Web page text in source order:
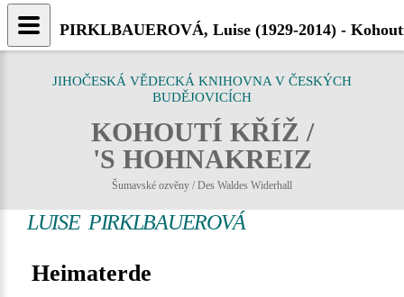
JIHOČESKÁ VĚDECKÁ KNIHOVNA V ČESKÝCH
BUDĚJOVICÍCH
KOHOUTÍ KŘÍŽ /
'S HOHNAKREIZ
Šumavské ozvěny / Des Waldes Widerhall
LUISE PIRKLBAUEROVÁ
Heimaterde
PIRKLBAUEROVÁ, Luise (1929-2014) -